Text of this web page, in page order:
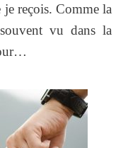
je reçois. Comme la
vu dans la